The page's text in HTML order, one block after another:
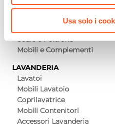
Usa solo i
UFFICIO
Sedie e Poltrone
Mobili e Complementi
LAVANDERIA
Lavatoi
Mobili Lavatoio
Coprilavatrice
Mobili Contenitori
Accessori Lavanderia